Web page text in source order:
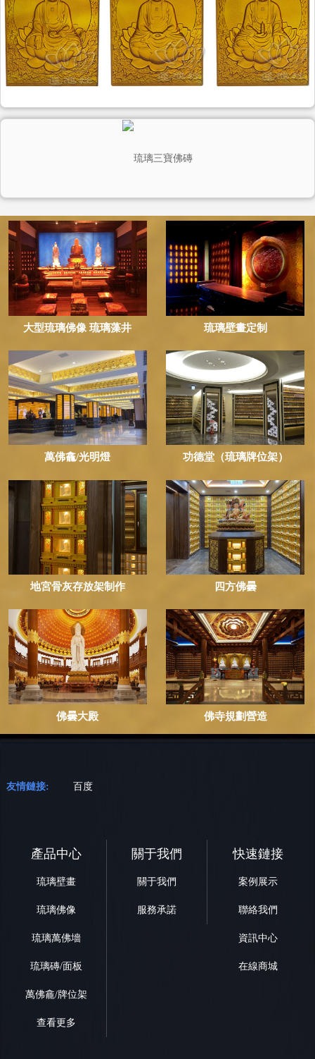
大型琉璃佛像 琉璃藻井 琉璃壁畫定制
萬佛龕/光明燈 功德堂（琉璃牌位架）
地宮骨灰存放架制作 四方佛曇
佛曇大殿 佛寺規劃營造
友情鏈接: 百度
產品中心
琉璃壁畫
琉璃佛像
琉璃萬佛墻
琉璃磚/面板
萬佛龕/牌位架
查看更多
關于我們
關于我們
服務承諾
快速鏈接
案例展示
聯絡我們
資訊中心
在線商城